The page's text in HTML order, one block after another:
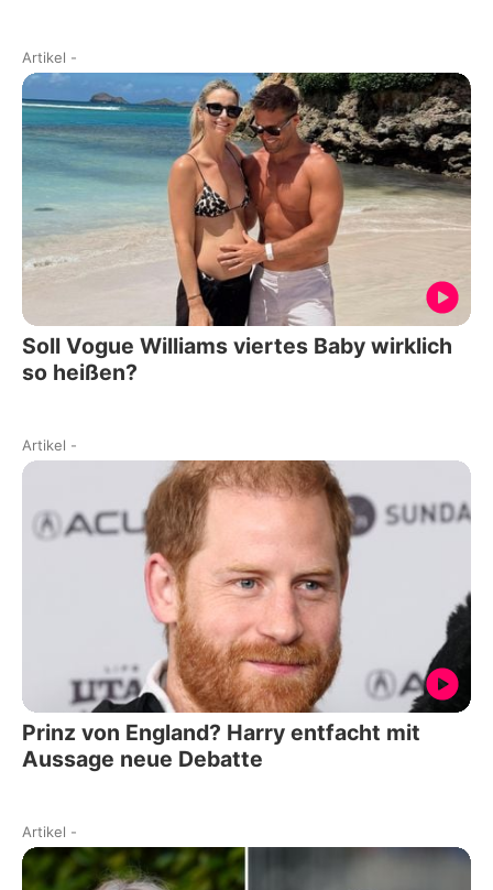
Artikel -
Soll Vogue Williams viertes Baby wirklich
so heißen?
Artikel -
Prinz von England? Harry entfacht mit
Aussage neue Debatte
Artikel -